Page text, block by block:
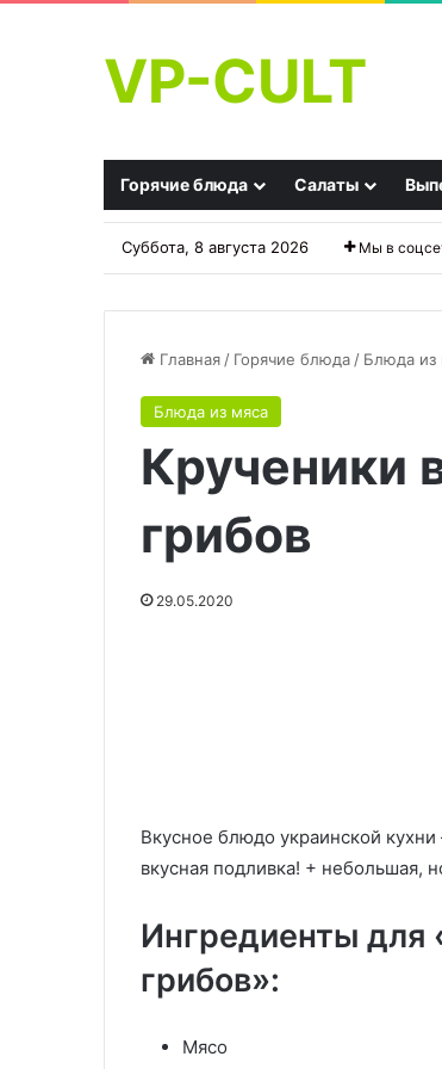
VP-CULT
Горячие блюда Салаты
Суббота, 8 августа 2026 Мы в
Главная / Горячие блюда / Блюда из
Блюда из мяса
Крученики
грибов
29.05.2020
Вкусное блюдо украинской
вкусная подливка! + небольшая,
Ингредиенты для
грибов»:
Мясо
отдых